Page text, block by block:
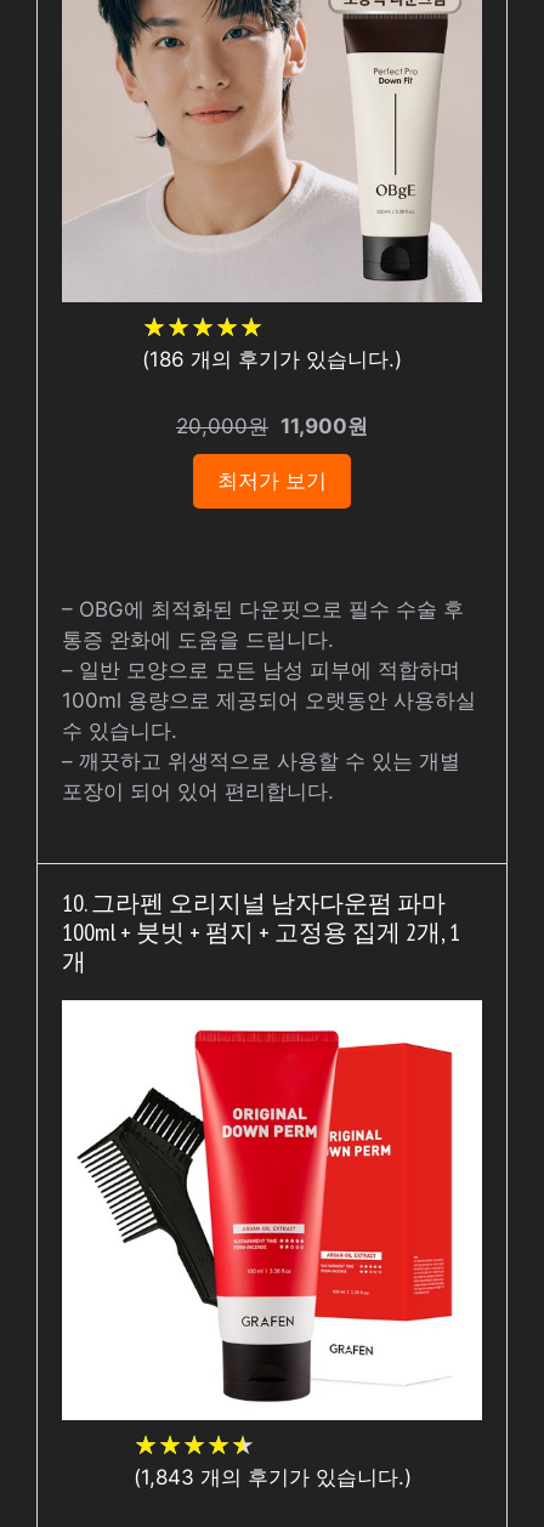
★★★★★
★★★★★
(186 개의 후기가 있습니다.)
20,000원 11,900원
최저가 보기
– OBG에 최적화된 다운핏으로 필수 수술 후
통증 완화에 도움을 드립니다.
– 일반 모양으로 모든 남성 피부에 적합하며
100ml 용량으로 제공되어 오랫동안 사용하실
수 있습니다.
– 깨끗하고 위생적으로 사용할 수 있는 개별
포장이 되어 있어 편리합니다.
10. 그라펜 오리지널 남자다운펌 파마
100ml + 붓빗 + 펌지 + 고정용 집게 2개, 1
개
★★★★★
★★★★★
(1,843 개의 후기가 있습니다.)